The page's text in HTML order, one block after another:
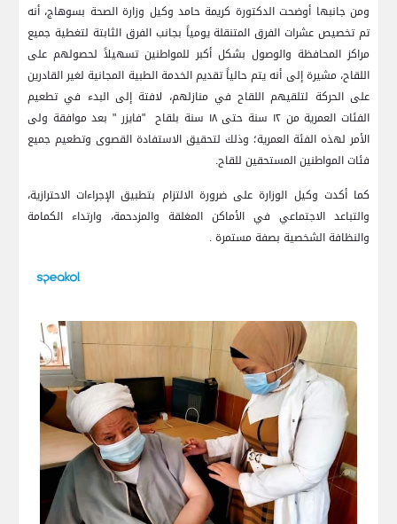
ومن جانبها أوضحت الدكتورة كريمة حامد وكيل وزارة الصحة بسوهاج، أنه
تم تخصيص عشرات الفرق المتنقلة يومياً بجانب الفرق الثابتة لتغطية جميع
مراكز المحافظة والوصول بشكل أكبر للمواطنين تسهيلاً لحصولهم على
اللقاح، مشيرة إلى أنه يتم حالياً تقديم الخدمة الطبية المجانية لغير القادرين
على الحركة لتلقيهم اللقاح في منازلهم، لافتة إلى البدء في تطعيم
الفئات العمرية من ١٢ سنة حتى ١٨ سنة بلقاح "فايزر " بعد موافقة ولى
الأمر لهذه الفئة العمرية؛ وذلك لتحقيق الاستفادة القصوى وتطعيم جميع
فئات المواطنين المستحقين للقاح.
كما أكدت وكيل الوزارة على ضرورة الالتزام بتطبيق الإجراءات الاحترازية،
والتباعد الاجتماعي في الأماكن المغلقة والمزدحمة، وارتداء الكمامة
والنظافة الشخصية بصفة مستمرة .